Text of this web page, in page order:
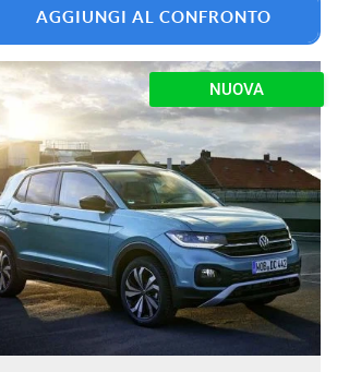
AGGIUNGI AL CONFRONTO
NUOVA